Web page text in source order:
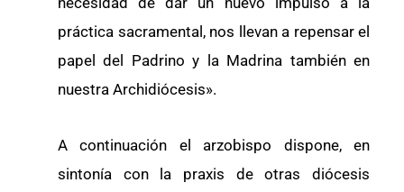
práctica sacramental, nos llevan a repensar el
papel del Padrino y la Madrina también en
nuestra Archidiócesis».
A continuación el arzobispo dispone, en
sintonía con la praxis de otras diócesis